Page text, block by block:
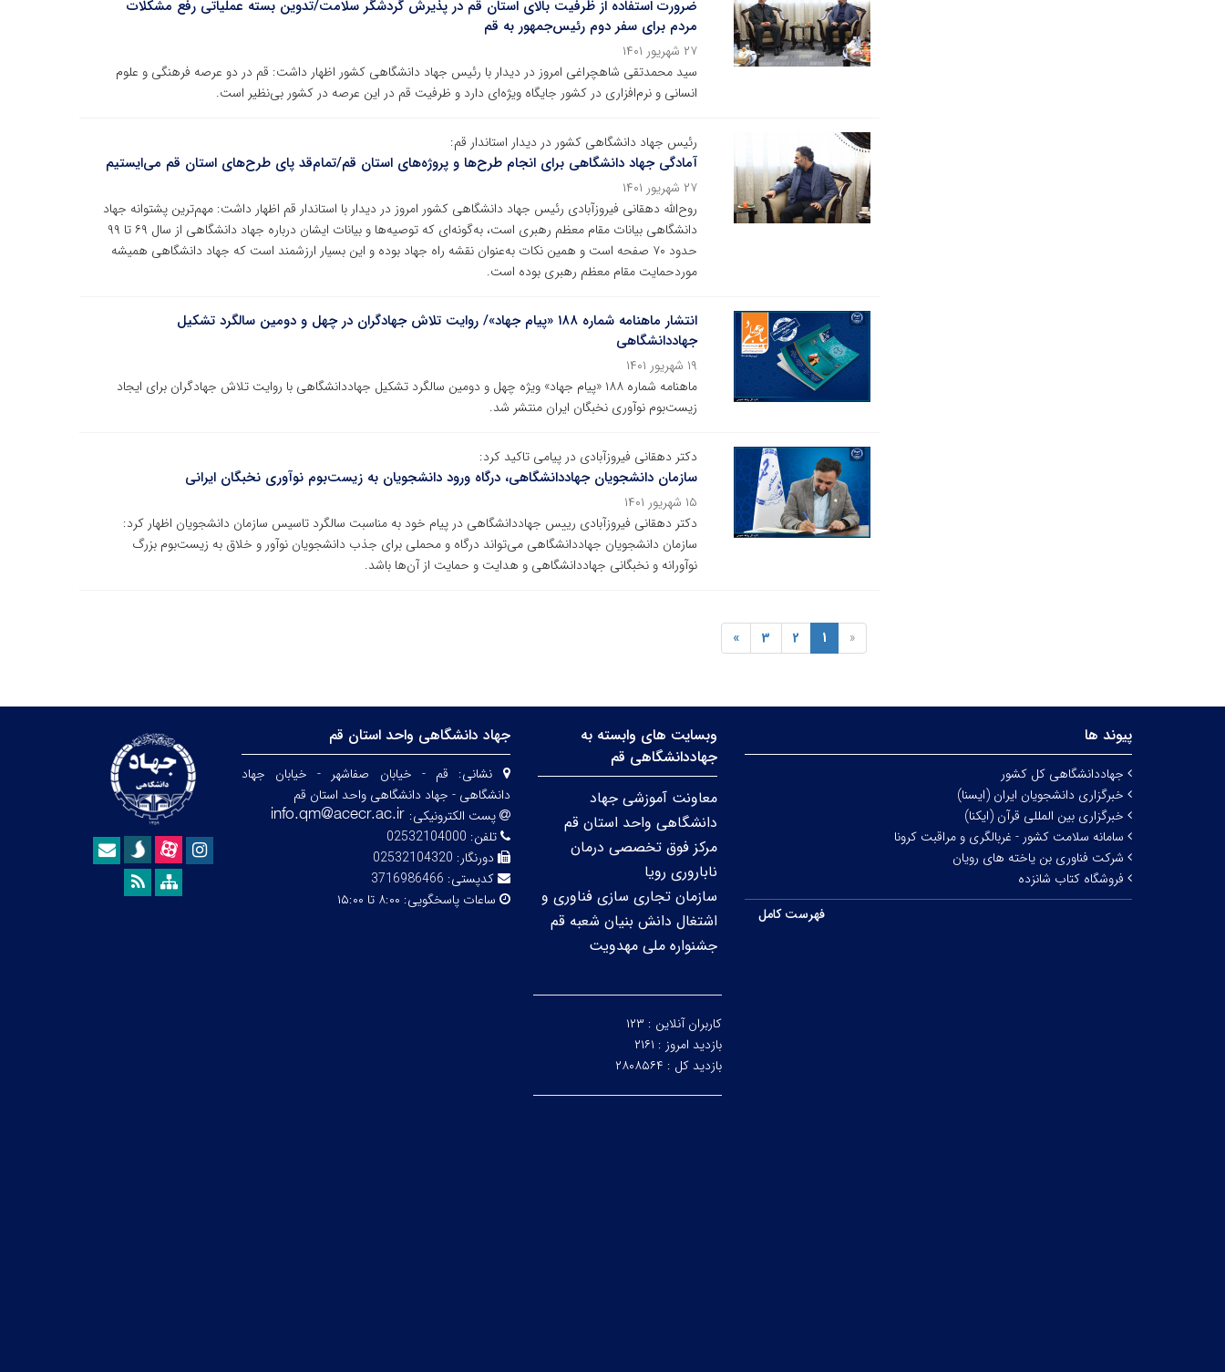
ضرورت استفاده از ظرفیت بالای استان قم در پذیرش گردشگر سلامت/تدوین بسته عملیاتی رفع مشکلات
مردم برای سفر دوم رئیس‌جمهور به قم
۲۷ شهریور ۱۴۰۱
سید محمدتقی شاهچراغی امروز در دیدار با رئیس جهاد دانشگاهی کشور اظهار داشت: قم در دو عرصه فرهنگی و علوم
انسانی و نرم‌افزاری در کشور جایگاه ویژه‌ای دارد و ظرفیت قم در این عرصه در کشور بی‌نظیر است.
رئیس جهاد دانشگاهی کشور در دیدار استاندار قم:
آمادگی جهاد دانشگاهی برای انجام طرح‌ها و پروژه‌های استان قم/تمام‌قد پای طرح‌های استان قم می‌ایستیم
۲۷ شهریور ۱۴۰۱
روح‌الله دهقانی فیروزآبادی رئیس جهاد دانشگاهی کشور امروز در دیدار با استاندار قم اظهار داشت: مهم‌ترین پشتوانه جهاد
دانشگاهی بیانات مقام معظم رهبری است، به‌گونه‌ای که توصیه‌ها و بیانات ایشان درباره جهاد دانشگاهی از سال ۶۹ تا ۹۹
حدود ۷۰ صفحه است و همین نکات به‌عنوان نقشه راه جهاد بوده و این بسیار ارزشمند است که جهاد دانشگاهی همیشه
موردحمایت مقام معظم رهبری بوده است.
انتشار ماهنامه شماره‌ ۱۸۸ «پیام جهاد»/ روایت تلاش جهادگران در چهل و دومین سالگرد تشکیل
جهاددانشگاهی
۱۹ شهریور ۱۴۰۱
ماهنامه شماره‌ ۱۸۸ «پیام جهاد» ویژه چهل و دومین سالگرد تشکیل جهاددانشگاهی با روایت تلاش جهادگران برای ایجاد
زیست‌بوم نوآوری نخبگان ایران منتشر شد.
دکتر دهقانی فیروزآبادی در پیامی تاکید کرد:
سازمان دانشجویان جهاددانشگاهی، درگاه ورود دانشجویان به زیست‌بوم نوآوری نخبگان ایرانی
۱۵ شهریور ۱۴۰۱
دکتر دهقانی فیروزآبادی رییس جهاددانشگاهی در پیام خود به مناسبت سالگرد تاسیس سازمان دانشجویان اظهار کرد:
سازمان دانشجویان جهاددانشگاهی می‌تواند درگاه و محملی برای جذب دانشجویان نوآور و خلاق به زیست‌بوم بزرگ
نوآورانه و نخبگانی جهاددانشگاهی و هدایت و حمایت از آن‌ها باشد.
«
1
2
3
»
پیوند ها
جهاددانشگاهی کل کشور
خبرگزاری دانشجویان ایران (ایسنا)
خبرگزاری بین المللی قرآن (ایکنا)
سامانه سلامت کشور - غربالگری و مراقبت کرونا
شرکت فناوری بن یاخته های رویان
فروشگاه کتاب شانزده
فهرست کامل
وبسایت های وابسته به
جهاددانشگاهی قم
معاونت آموزشی جهاد
دانشگاهی واحد استان قم
مرکز فوق تخصصی درمان
ناباروری رویا
سازمان تجاری سازی فناوری و
اشتغال دانش بنیان شعبه قم
جشنواره ملی مهدویت
کاربران آنلاین : ۱۲۳
بازدید امروز : ۲۱۶۱
بازدید کل : ۲۸۰۸۵۶۴
جهاد دانشگاهی واحد استان قم
نشانی: قم - خیابان صفاشهر - خیابان جهاد
دانشگاهی - جهاد دانشگاهی واحد استان قم
پست الکترونیکی:
تلفن: 02532104000
دورنگار: 02532104320
کدپستی: 3716986466
ساعات پاسخگویی: ۸:۰۰ تا ۱۵:۰۰